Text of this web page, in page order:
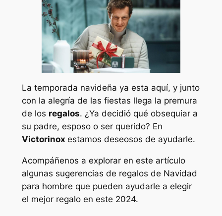
La temporada navideña ya esta aquí, y junto
con la alegría de las fiestas llega la premura
de los regalos. ¿Ya decidió qué obsequiar a
su padre, esposo o ser querido? En
Victorinox estamos deseosos de ayudarle.
Acompáñenos a explorar en este artículo
algunas sugerencias de regalos de Navidad
para hombre que pueden ayudarle a elegir
el mejor regalo en este 2024.